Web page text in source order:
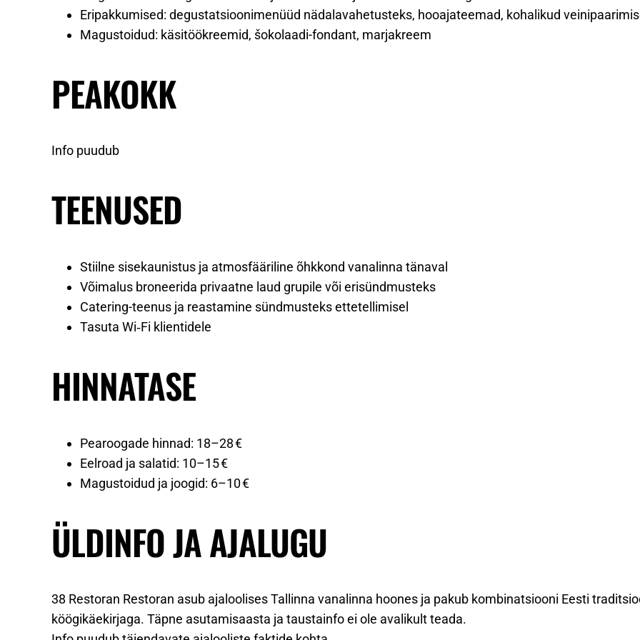
Eripakkumised: degustatsioonimenüüd nädalavahetusteks, hooajateemad, kohalikud
Magustoidud: käsitöökreemid, šokolaadi-fondant, marjakreem
PEAKOKK
Info puudub
TEENUSED
Stiilne sisekaunistus ja atmosfääriline õhkkond vanalinna tänaval
Võimalus broneerida privaatne laud grupile või erisündmusteks
Catering-teenus ja reastamine sündmusteks ettetellimisel
Tasuta Wi‑Fi klientidele
HINNATASE
Pearoogade hinnad: 18–28 €
Eelroad ja salatid: 10–15 €
Magustoidud ja joogid: 6–10 €
ÜLDINFO JA AJALUGU
38 Restoran Restoran asub ajaloolises Tallinna vanalinna hoones ja pakub kombinatsiooni Eesti
köögikäekirjaga. Täpne asutamisaasta ja taustainfo ei ole avalikult teada.